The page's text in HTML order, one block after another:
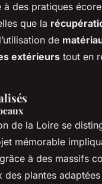
des pratiques
que la
de
extérieurs tout en
de la Loire se
mémorable
à des massifs
plantes